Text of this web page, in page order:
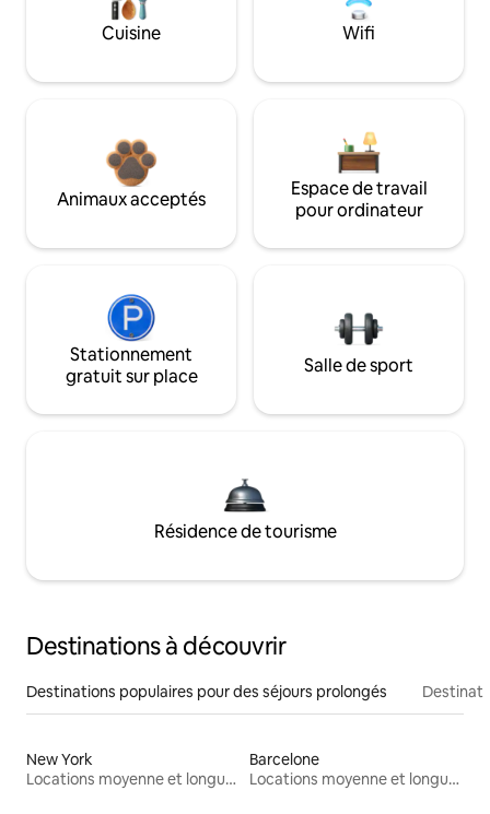
Cuisine Wifi
Animaux acceptés
Espace de travail
pour ordinateur
Stationnement
gratuit sur place
Salle de sport
Résidence de tourisme
Destinations à découvrir
Destinations populaires pour des séjours prolongés
New York
Locations moyenne et longue durée
Barcelone
Locations moyenne et longue durée